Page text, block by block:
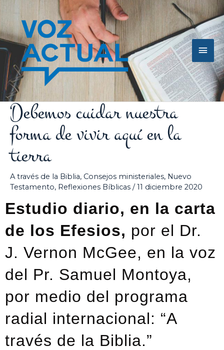
contenido
Debemos cuidar nuestra
forma de vivir aquí en la
tierra
A través de la Biblia, Consejos ministeriales, Nuevo
Testamento, Reflexiones Bíblicas /11 diciembre 2020
Estudio diario, en la carta
de los Efesios, por el Dr.
J. Vernon McGee, en la voz
del Pr. Samuel Montoya,
por medio del programa
radial internacional: “A
través de la Biblia.”